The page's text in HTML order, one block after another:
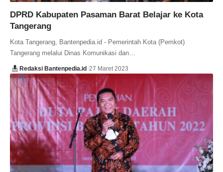
DPRD Kabupaten Pasaman Barat Belajar ke Kota
Tangerang
Kota Tangerang, Bantenpedia.id - Pemerintah Kota (Pemkot)
Tangerang melalui Dinas Komunikasi dan…
Redaksi Bantenpedia.id 27 Maret 2023